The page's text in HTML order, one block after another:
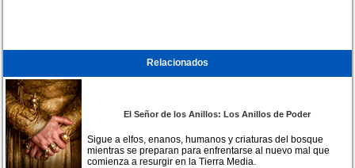
Relacionados
El Señor de los Anillos: Los Anillos de Poder
Sigue a elfos, enanos, humanos y criaturas del bosque
mientras se preparan para enfrentarse al nuevo mal que
comienza a resurgir en la Tierra Media.